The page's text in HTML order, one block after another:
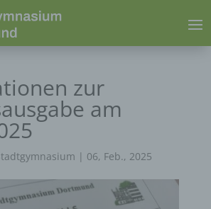
zur
am
| 06, Feb., 2025